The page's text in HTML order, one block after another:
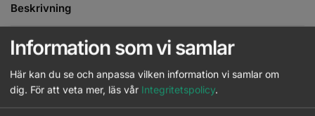
Beskrivning
Ytterligare information
Pigmenterad schampo från Bonacure Color Freeze för gråa &
Information som vi samlar
Här kan du se och anpassa vilken information vi samlar om
dig. För att veta mer, läs vår Integritetspolicy.